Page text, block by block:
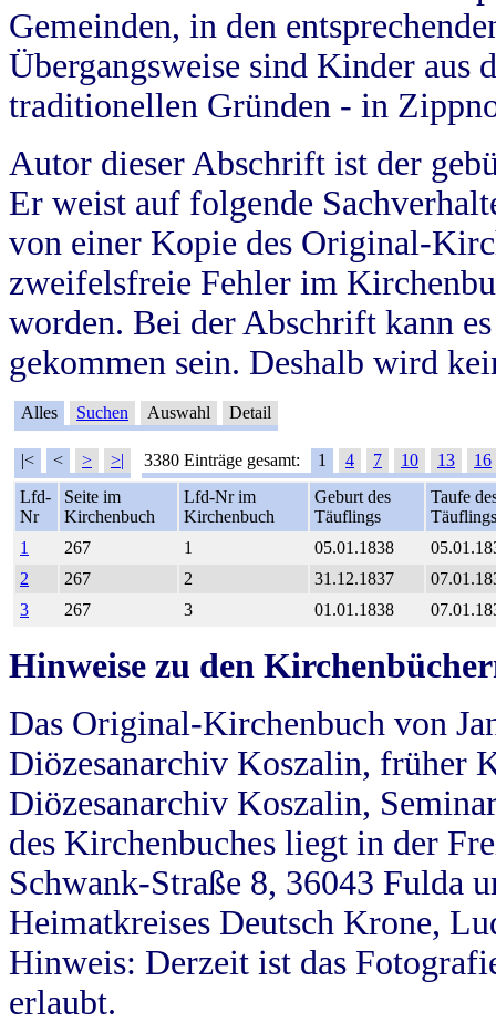
Gemeinden, in den
Übergangsweise sind Kinder aus
traditionellen Gründen - in
Autor dieser Abschrift ist der
Er weist auf folgende
von einer Kopie des Original-
zweifelsfreie Fehler im
worden. Bei der Abschrift kann
gekommen sein. Deshalb wird
Alles Suchen Auswahl Detail
|< < > >| 3380 Einträge gesamt: 1 4 7 10 13
16
Lfd-
Nr
Seite im
Kirchenbuch
Lfd-Nr im
Kirchenbuch
Geburt des
Täuflings
Taufe
Täuflings
1
267 1 05.01.1838
2
267 2 31.12.1837
3
267 3 01.01.1838
Hinweise zu den
Das Original-Kirchenbuch von
Diözesanarchiv Koszalin, früher
Diözesanarchiv Koszalin,
des Kirchenbuches liegt in der
Schwank-Straße 8, 36043 Fulda
Heimatkreises Deutsch Krone,
Hinweis: Derzeit ist das
erlaubt.